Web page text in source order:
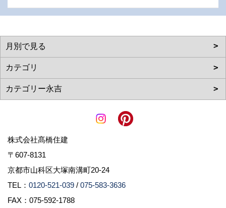
株式会社髙橋住建
〒607-8131
京都市山科区大塚南溝町20-24
TEL： 0120-521-039 / 075-583-3636
FAX：075-592-1788